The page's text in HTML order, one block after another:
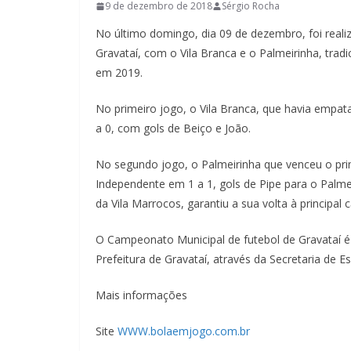
9 de dezembro de 2018 Sérgio Rocha
No último domingo, dia 09 de dezembro, foi
Gravataí, com o Vila Branca e o Palmeirinha,
em 2019.
No primeiro jogo, o Vila Branca, que havia
a 0, com gols de Beiço e João.
No segundo jogo, o Palmeirinha que venceu o
Independente em 1 a 1, gols de Pipe para o
da Vila Marrocos, garantiu a sua volta à principal
O Campeonato Municipal de futebol de Gravataí
Prefeitura de Gravataí, através da Secretaria de
Mais informações
Site WWW.bolaemjogo.com.br